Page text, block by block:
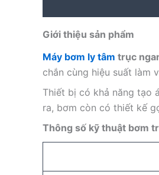
Giới thiệu sản phẩm
Máy bơm ly tâm trục
chắn cùng hiệu suất làm
Thiết bị có khả năng tạo
ra, bơm còn có thiết kế
Thông số kỹ thuật bơm